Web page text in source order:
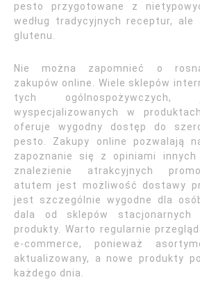
pesto przygotowane z
według tradycyjnych receptur, ale
glutenu.
Nie można zapomnieć o
zakupów online. Wiele sklepów
tych
wyspecjalizowanych w
oferuje wygodny dostęp do
pesto. Zakupy online pozwalają
zapoznanie się z opiniami
znalezienie atrakcyjnych
atutem jest możliwość dostawy
jest szczególnie wygodne dla
dala od sklepów stacjonarnych
produkty. Warto regularnie
e-commerce, ponieważ
aktualizowany, a nowe produkty
każdego dnia.